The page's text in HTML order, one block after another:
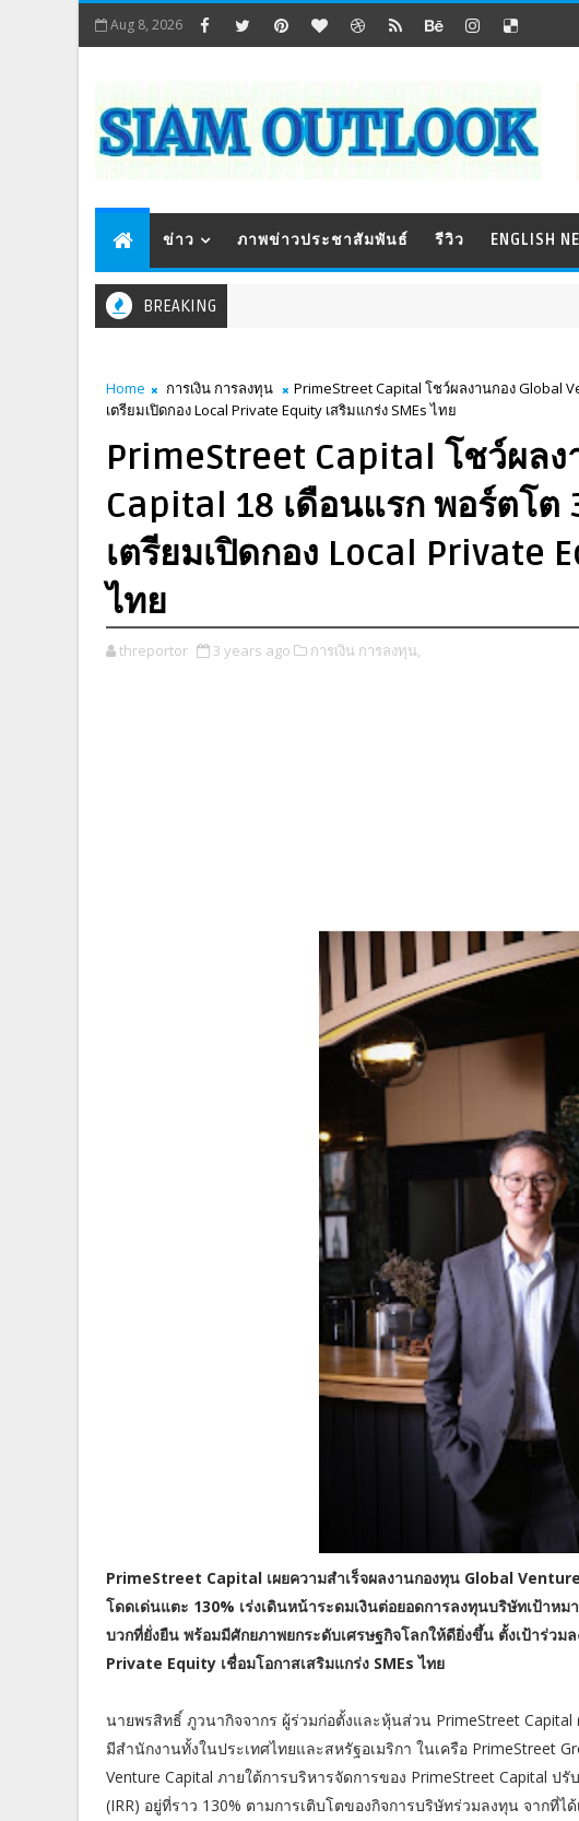
Aug 8, 2026
ข่าว ภาพข่าวประชาสัมพันธ์ รีวิว ENGLISH
BREAKING
Home การเงิน การลงทุน
PrimeStreet Capital โชว์ผลงานกอง Global
เตรียมเปิดกอง Local Private Equity เสริมแกร่ง SMEs ไทย
PrimeStreet Capital โชว์ผล
Capital 18 เดือนแรก พอร์ตโต
เตรียมเปิดกอง Local Private
ไทย
threportor 3 years ago การเงิน การลงทุน,
PrimeStreet Capital เผยความสำเร็จผลงานกองทุน Global
โดดเด่นแตะ 130% เร่งเดินหน้าระดมเงินต่อยอดการลงทุนบริษัทเป้าหม
บวกที่ยั่งยืน พร้อมมีศักยภาพยกระดับเศรษฐกิจโลกให้ดียิ่งขึ้น ตั้งเป้าร่ว
Private Equity เชื่อมโอกาสเสริมแกร่ง SMEs ไทย
นายพรสิทธิ์ ภูวนากิจจากร ผู้ร่วมก่อตั้งและหุ้นส่วน PrimeStreet
มีสำนักงานทั้งในประเทศไทยและสหรัฐอเมริกา ในเครือ PrimeStreet
Venture Capital ภายใต้การบริหารจัดการของ PrimeStreet Capital
(IRR) อยู่ที่ราว 130% ตามการเติบโตของกิจการบริษัทร่วมลงทุน จากที่